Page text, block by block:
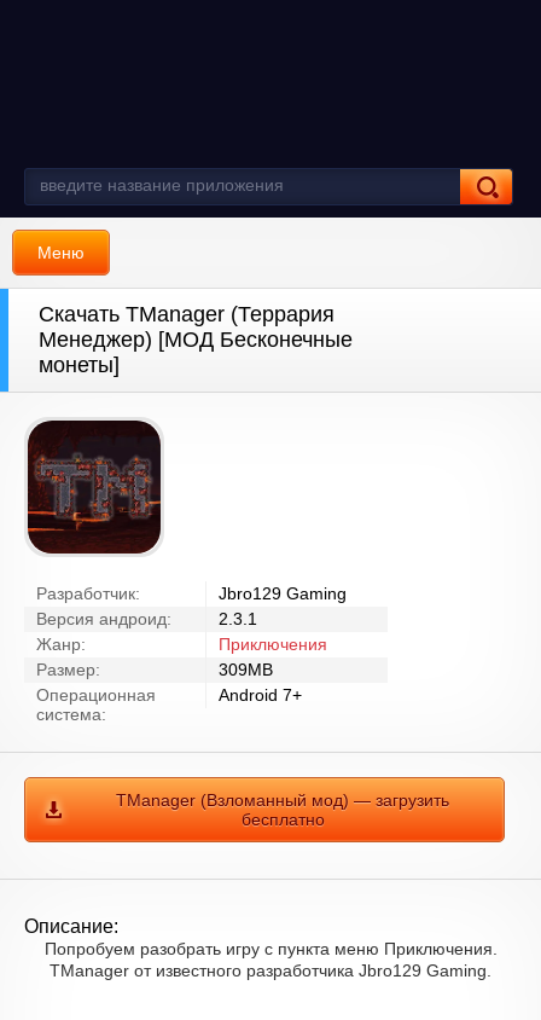
Меню
Скачать TManager (Террария
Менеджер) [МОД Бесконечные
монеты]
Разработчик:
Jbro129 Gaming
Версия андроид:
2.3.1
Жанр:
Приключения
Размер:
309MB
Операционная
система:
Android 7+
TManager (Взломанный мод) — загрузить
бесплатно
Описание:
Попробуем разобрать игру с пункта меню Приключения.
TManager от известного разработчика Jbro129 Gaming.